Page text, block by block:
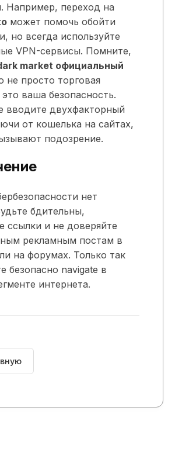
Например, переход на
может помочь обойти
но всегда используйте
VPN-сервисы. Помните,
market официальный
не просто торговая
ваша безопасность.
вводите двухфакторный
от кошелька на сайтах,
подозрение.
нет
бдительны,
ссылки и не доверяйте
рекламным постам в
на форумах. Только так
безопасно navigate в
интернета.